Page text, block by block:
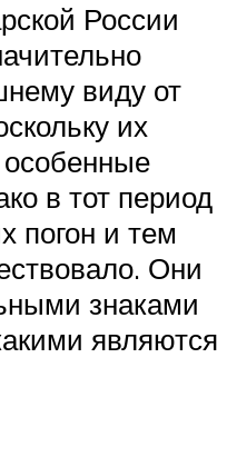
России
виду от
их
в тот период
погон и тем
Они
знаками
являются